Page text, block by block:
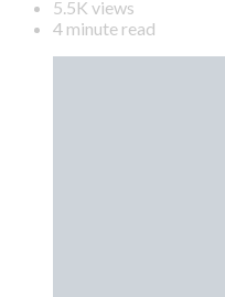
5.5K views
4 minute read